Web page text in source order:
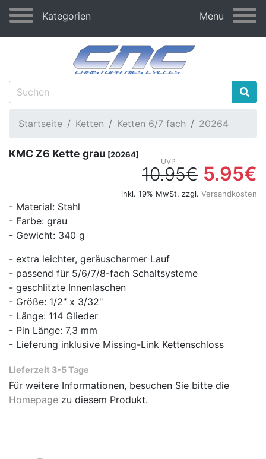
Kategorien Menu
Startseite Ketten Ketten 6/7 fach 20264
KMC Z6 Kette grau [20264]
10.95€ 5.95€
inkl. 19% MwSt. zzgl. Versandkosten
- Material: Stahl
- Farbe: grau
- Gewicht: 340 g
- extra leichter, geräuscharmer Lauf
- passend für 5/6/7/8-fach Schaltsysteme
- geschlitzte Innenlaschen
- Größe: 1/2" x 3/32"
- Länge: 114 Glieder
- Pin Länge: 7,3 mm
- Lieferung inklusive Missing-Link Kettenschloss
Lieferzeit 3-5 Tage
Für weitere Informationen, besuchen Sie bitte die
Homepage zu diesem Produkt.